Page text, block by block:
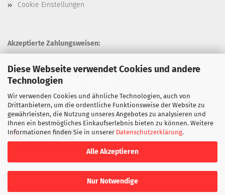
Diese Webseite verwendet Cookies und andere
Technologien
Wir verwenden Cookies und ähnliche Technologien, auch von
Drittanbietern, um die ordentliche Funktionsweise der Website zu
gewährleisten, die Nutzung unseres Angebotes zu analysieren und
Ihnen ein bestmögliches Einkaufserlebnis bieten zu können. Weitere
Informationen finden Sie in unserer Datenschutzerklärung.
Alle Akzeptieren
Nur Notwendige
Cookie Einstellungen
Akzeptierte Zahlungsweisen:
Unsere Versandarten: